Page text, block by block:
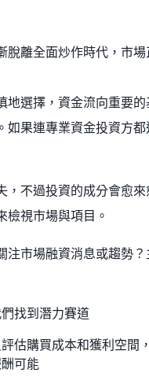
脫離全面炒作時代，市場
地選擇，資金流向重要的
如果連專業資金投資方都
，不過投資的成分會愈來
檢視市場與項目。
注市場融資消息或趨勢？
找到潛力賽道
估購買成本和獲利空間
可能